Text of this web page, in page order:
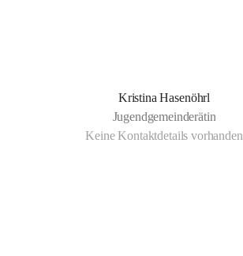
Kristina Hasenöhrl
Jugendgemeinderätin
Keine Kontaktdetails vorhanden